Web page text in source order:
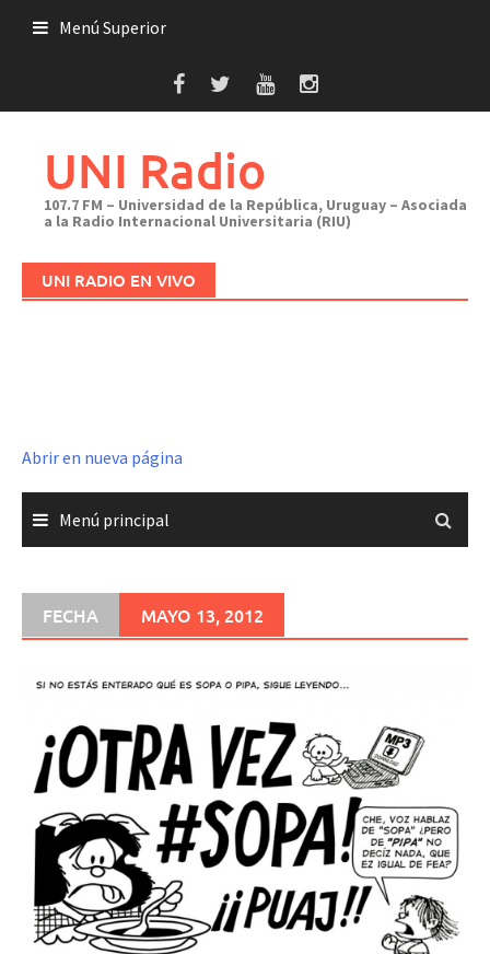
Menú Superior
UNI Radio
107.7 FM – Universidad de la República, Uruguay – Asociada
a la Radio Internacional Universitaria (RIU)
UNI RADIO EN VIVO
Abrir en nueva página
Menú principal
FECHA MAYO 13, 2012